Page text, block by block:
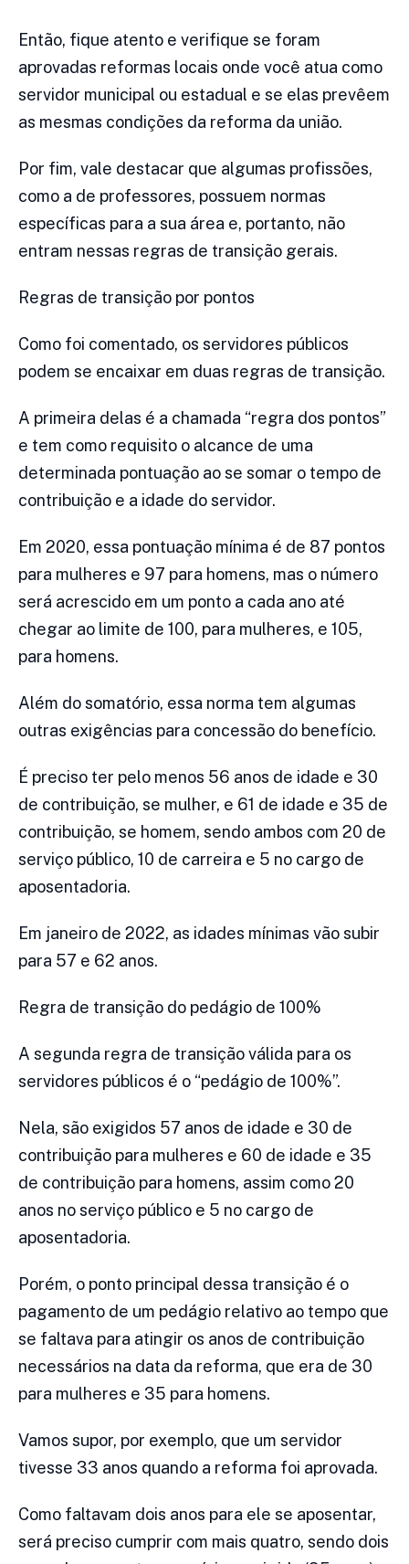
Então, fique atento e verifique se foram
aprovadas reformas locais onde você atua como
servidor municipal ou estadual e se elas prevêem
as mesmas condições da reforma da união.
Por fim, vale destacar que algumas profissões,
como a de professores, possuem normas
específicas para a sua área e, portanto, não
entram nessas regras de transição gerais.
Regras de transição por pontos
Como foi comentado, os servidores públicos
podem se encaixar em duas regras de transição.
A primeira delas é a chamada “regra dos pontos”
e tem como requisito o alcance de uma
determinada pontuação ao se somar o tempo de
contribuição e a idade do servidor.
Em 2020, essa pontuação mínima é de 87 pontos
para mulheres e 97 para homens, mas o número
será acrescido em um ponto a cada ano até
chegar ao limite de 100, para mulheres, e 105,
para homens.
Além do somatório, essa norma tem algumas
outras exigências para concessão do benefício.
É preciso ter pelo menos 56 anos de idade e 30
de contribuição, se mulher, e 61 de idade e 35 de
contribuição, se homem, sendo ambos com 20 de
serviço público, 10 de carreira e 5 no cargo de
aposentadoria.
Em janeiro de 2022, as idades mínimas vão subir
para 57 e 62 anos.
Regra de transição do pedágio de 100%
A segunda regra de transição válida para os
servidores públicos é o “pedágio de 100%”.
Nela, são exigidos 57 anos de idade e 30 de
contribuição para mulheres e 60 de idade e 35
de contribuição para homens, assim como 20
anos no serviço público e 5 no cargo de
aposentadoria.
Porém, o ponto principal dessa transição é o
pagamento de um pedágio relativo ao tempo que
se faltava para atingir os anos de contribuição
necessários na data da reforma, que era de 30
para mulheres e 35 para homens.
Vamos supor, por exemplo, que um servidor
tivesse 33 anos quando a reforma foi aprovada.
Como faltavam dois anos para ele se aposentar,
será preciso cumprir com mais quatro, sendo dois